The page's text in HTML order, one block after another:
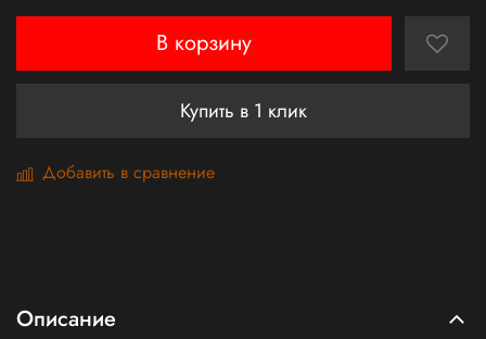
В корзину
Купить в 1 клик
Добавить в сравнение
Описание